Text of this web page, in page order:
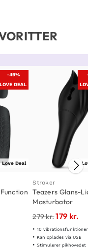
-49%
LOVE DEAL
Love Deal
Stroker
Teazers Glans-
Masturbator
279kr.179 kr.
10 vibrationsfunktioner
Kan oplades via USB
Stimulerer pikhovedet